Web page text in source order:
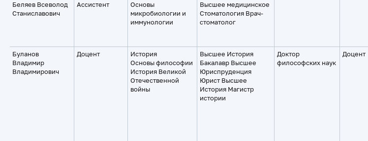
Беляев Всеволод
Станиславович
Ассистент
Основы
микробиологии и
иммунологии
Высшее медицинское
Стоматология Врач-
стоматолог
Буланов
Владимир
Владимирович
Доцент
История
Основы философии
История Великой
Отечественной
войны
Высшее История
Бакалавр Высшее
Юриспруденция
Юрист Высшее
История Магистр
истории
Доктор
философских наук
Доцент